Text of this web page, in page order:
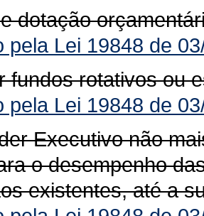
dotação
pela Lei 19848 de
fundos rotativos ou
pela Lei 19848 de
Executivo não
o desempenho
existentes, até a